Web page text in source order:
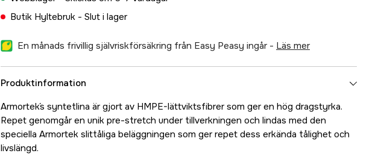
Butik Hyltebruk - Slut i lager
En månads frivillig självriskförsäkring från Easy Peasy ingår - läs mer
Produktinformation
Armortek´s syntetlina är gjort av HMPE-lättviktsfibrer som ger en hög dragstyrka.
Repet genomgår en unik pre-stretch under tillverkningen och lindas med den
speciella Armortek slittåliga beläggningen som ger repet dess erkända tålighet och
livslängd.